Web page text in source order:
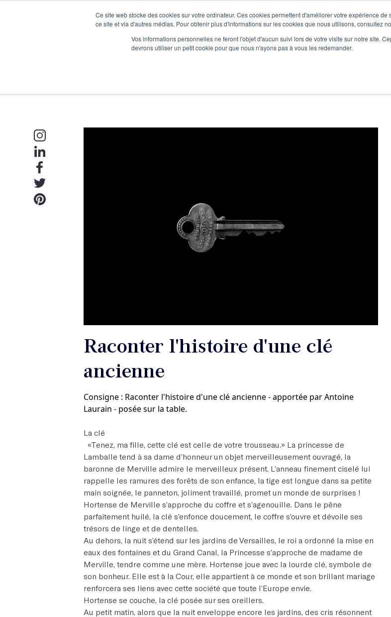
Ce site web stocke des cookies sur votre ordinateur. Ces cookies permettent d'améliorer votre expérience
ce site et via d'autres médias. Pour obtenir plus d'informations sur les cookies que nous utilisons, consultez
Vos informations personnelles ne feront l'objet d'aucun suivi lors de votre visite sur notre site.
devrons utiliser un petit cookie pour que nous n'ayons pas à vous les redemander.
Je participe à une session d’information Le podcast L'infolettre
Raconter l'histoire d'une clé
ancienne
Consigne : Raconter l'histoire d'une clé ancienne - apportée par Antoine
Laurain - posée sur la table.
La clé
«Tenez, ma fille, cette clé est celle de votre trousseau.» La princesse de
Lamballe tend à sa dame d’honneur un objet merveilleusement ouvragé, la
baronne de Merville admire le merveilleux présent. L’anneau finement ciselé lui
rappelle les ramures des forêts de son enfance, la tige est longue dans sa petite
main soignée, le panneton, joliment travaillé, promet un monde de surprises !
Hortense de Merville s’approche du coffre et s’agenouille. Dans le pêne
parfaitement huilé, la clé s’enfonce doucement, le coffre s’ouvre et dévoile ses
trésors de linge et de dentelles.
Au dehors, la nuit s’étend sur les jardins de Versailles, le roi a ordonné la mise en
eaux des fontaines et du Grand Canal, la Princesse s’approche de madame de
Merville, tendre comme une mère. Hortense joue avec la lourde clé, symbole de
son bonheur. Elle est à la Cour, elle appartient à ce monde et son brillant mariage
renforcera ses liens avec cette société que toute l’Europe envie.
Hortense se couche, la clé posée sur ses oreillers.
Au petit matin, alors que la nuit enveloppe encore les jardins, des cris résonnent